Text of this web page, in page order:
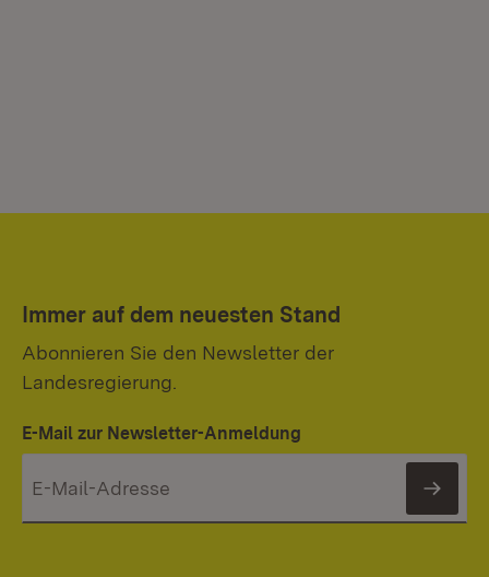
Immer auf dem neuesten Stand
Abonnieren Sie den Newsletter der
Landesregierung.
E-Mail zur Newsletter-Anmeldung